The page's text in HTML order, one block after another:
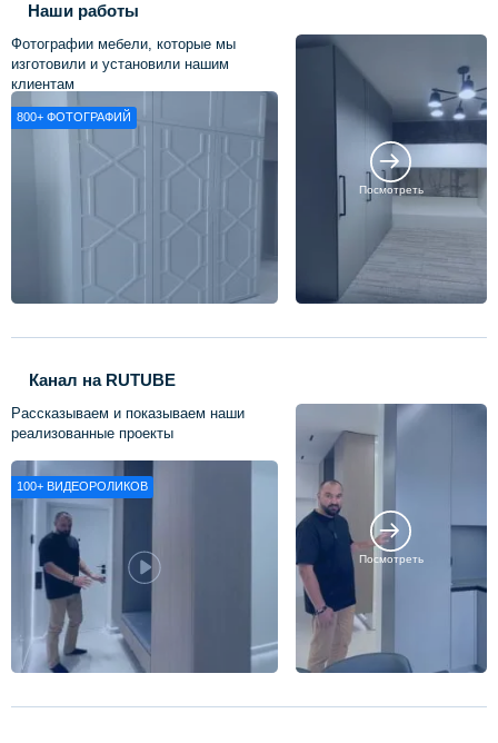
Наши работы
Фотографии мебели, которые мы
изготовили и установили нашим
клиентам
800+ ФОТОГРАФИЙ
Посмотреть
Канал на RUTUBE
Рассказываем и показываем наши
реализованные проекты
100+ ВИДЕОРОЛИКОВ
Посмотреть